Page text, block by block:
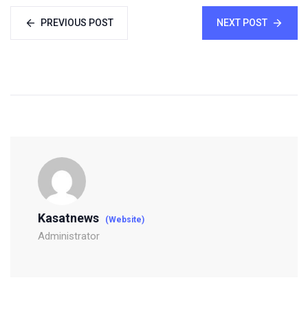
PREVIOUS POST NEXT POST
Kasatnews (Website)
Administrator